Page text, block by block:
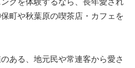
町や秋葉原の喫茶店・カフェを
ある、地元民や常連客から愛さ